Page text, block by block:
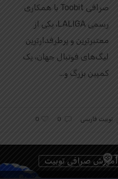
صرافی Toobit با همکاری
رسمی LALIGA، یکی از
معتبرترین و پرطرفدارترین
لیگ‌های فوتبال جهان، یک
کمپین بزرگ و…
توبیت فارسی 0
آموزش صرافی توبیت